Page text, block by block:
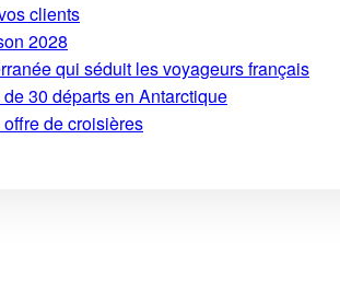
clients
2028
qui séduit les voyageurs français
30 départs en Antarctique
de croisières